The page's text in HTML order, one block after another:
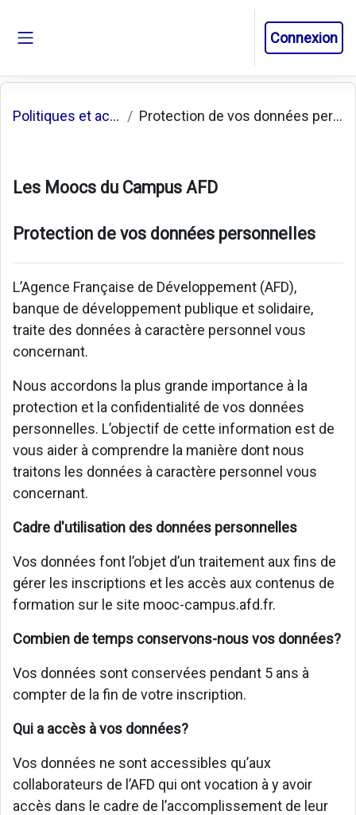
Connexion
Politiques et accords Protection de vos données personnelles
Les Moocs du Campus AFD
Protection de vos données personnelles
L’Agence Française de Développement (AFD),
banque de développement publique et solidaire,
traite des données à caractère personnel vous
concernant.
Nous accordons la plus grande importance à la
protection et la confidentialité de vos données
personnelles. L’objectif de cette information est de
vous aider à comprendre la manière dont nous
traitons les données à caractère personnel vous
concernant.
Cadre d'utilisation des données personnelles
Vos données font l’objet d’un traitement aux fins de
gérer les inscriptions et les accès aux contenus de
formation sur le site mooc-campus.afd.fr.
Combien de temps conservons-nous vos données?
Vos données sont conservées pendant 5 ans à
compter de la fin de votre inscription.
Qui a accès à vos données?
Vos données ne sont accessibles qu’aux
collaborateurs de l’AFD qui ont vocation à y avoir
accès dans le cadre de l’accomplissement de leur